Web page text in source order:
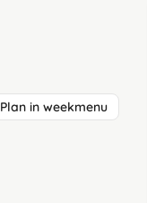
Plan in weekmenu